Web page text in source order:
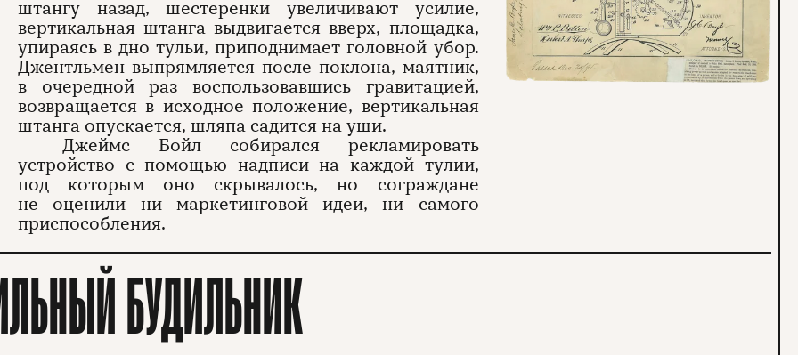
штангу назад, шестеренки увеличивают усилие,
вертикальная штанга выдвигается вверх, площадка,
упираясь в дно тульи, приподнимает головной убор.
Джентльмен выпрямляется после поклона, маятник,
в очередной раз воспользовавшись гравитацией,
возвращается в исходное положение, вертикальная
штанга опускается, шляпа садится на уши.
Джеймс Бойл собирался рекламировать
устройство с помощью надписи на каждой тулии,
под которым оно скрывалось, но сограждане
не оценили ни маркетинговой идеи, ни самого
приспособления.
БУДИЛЬНИК